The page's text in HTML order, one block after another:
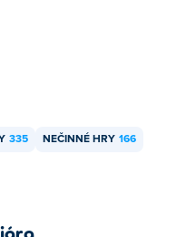
335 NEČINNÉ HRY 166